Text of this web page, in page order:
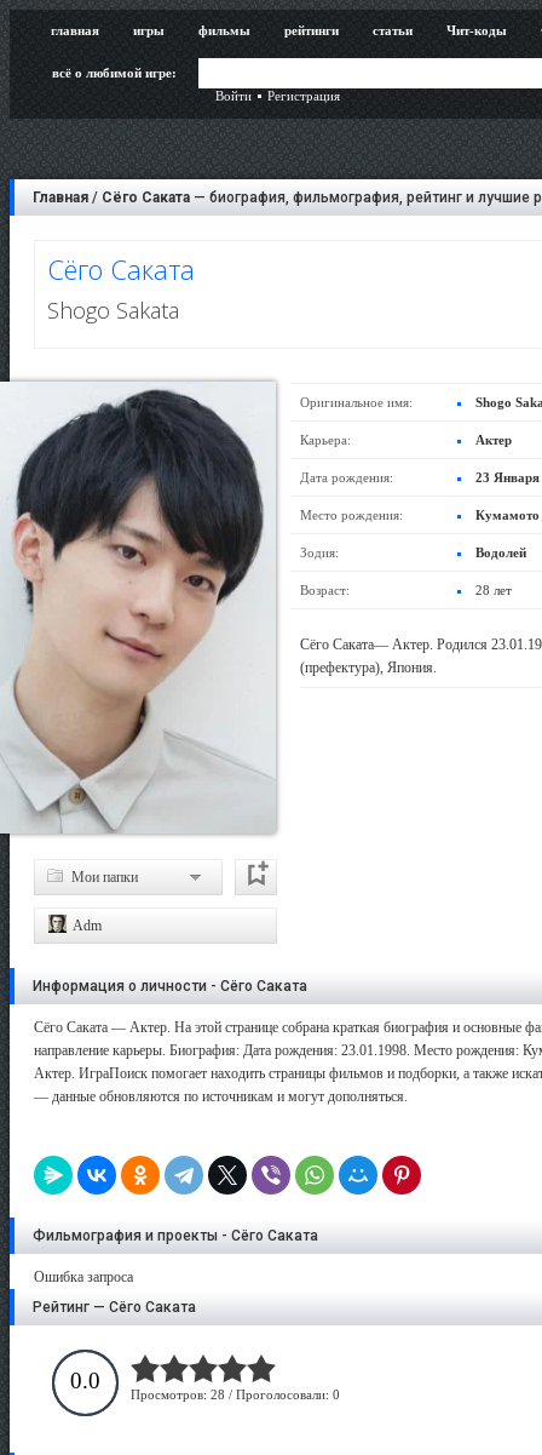
главная игры фильмы рейтинги статьи Чит-коды
всё о любимой игре:
Войти
Регистрация
Главная / Сёго Саката — биография, фильмография, рейтинг и лучшие
Сёго Саката
Shogo Sakata
Мои папки
Adm
Оригинальное имя: Shogo
Карьера: Актер
Дата рождения: 23 Января
Место рождения: Кумамото
Зодия: Водолей
Возраст: 28 лет
Сёго Саката— Актер. Родился
(префектура), Япония.
Информация о личности - Сёго Саката
Сёго Саката — Актер. На этой странице собрана краткая биография и основные
направление карьеры. Биография: Дата рождения: 23.01.1998. Место рождения:
Актер. ИграПоиск помогает находить страницы фильмов и подборки, а также
— данные обновляются по источникам и могут дополняться.
Фильмография и проекты - Сёго Саката
Ошибка запроса
Рейтинг — Сёго Саката
0.0
Просмотров: 28 / Проголосовали: 0